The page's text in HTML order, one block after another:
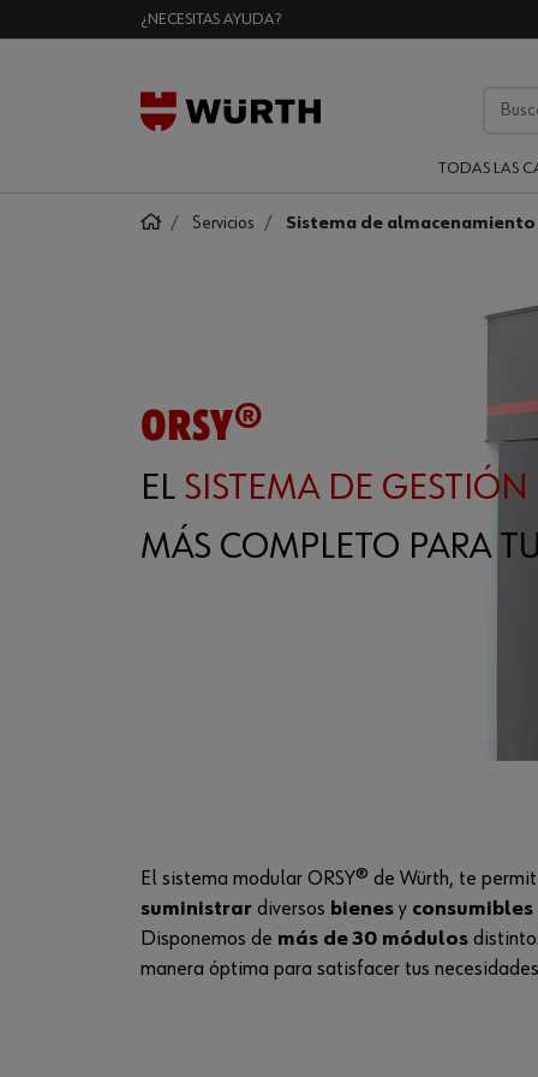
¿NECESITAS AYUDA?
TODAS LAS
Servicios Sistema de almacenamiento
ORSY®
EL SISTEMA DE GESTIÓN
MÁS COMPLETO PARA
El sistema modular ORSY® de Würth, te
suministrar diversos bienes y consumibles
Disponemos de más de 30 módulos
manera óptima para satisfacer tus